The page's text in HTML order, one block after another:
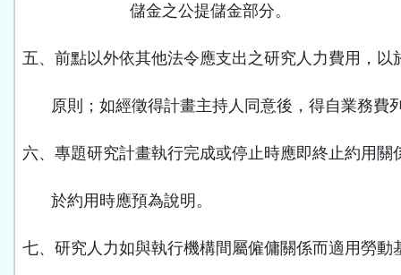
儲金之公提儲金部分。
五、前點以外依其他法令應支出之研究人力費用，以
原則；如經徵得計畫主持人同意後，得自業務費
六、專題研究計畫執行完成或停止時應即終止約用關
於約用時應預為說明。
七、研究人力如與執行機構間屬僱傭關係而適用勞動